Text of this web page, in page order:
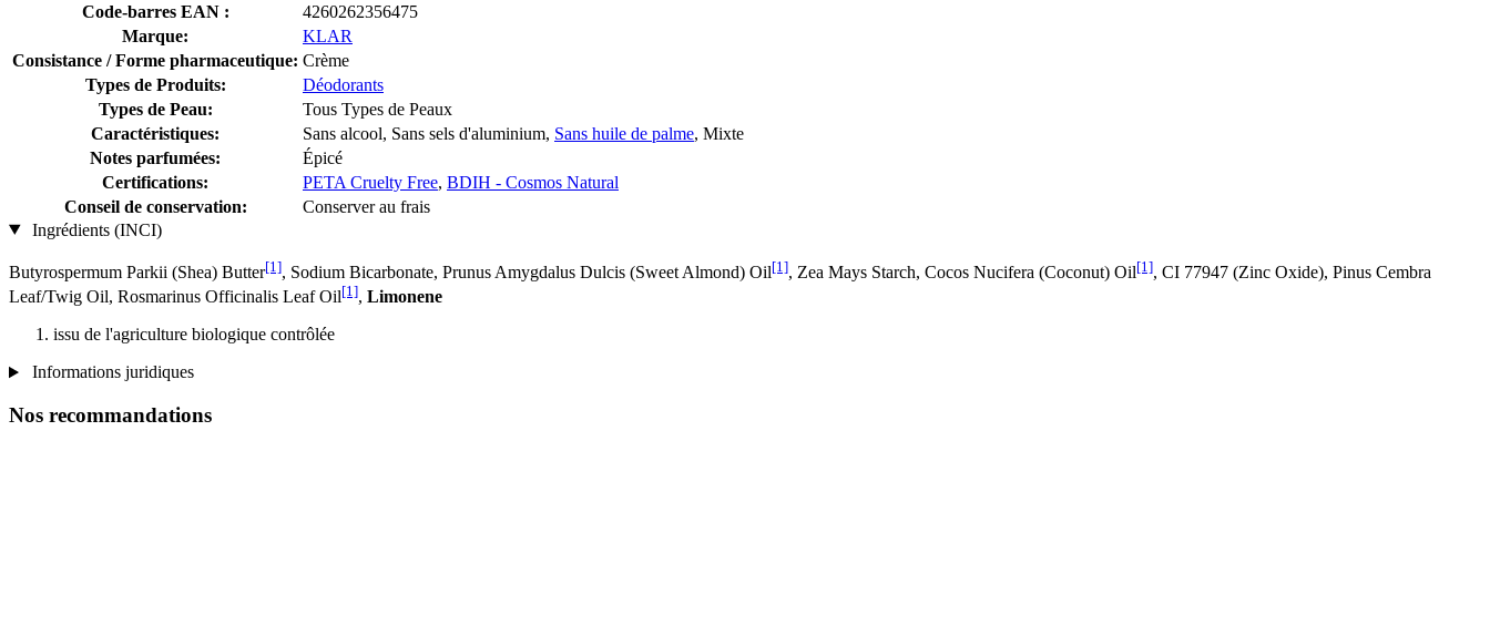
Code-barres EAN :
4260262356475
Marque:
KLAR
Consistance / Forme pharmaceutique: Crème
Types de Produits:
Déodorants
Types de Peau:
Tous Types de Peaux
Caractéristiques:
Sans alcool, Sans sels d'aluminium, Sans huile de palme, Mixte
Notes parfumées:
Épicé
Certifications:
PETA Cruelty Free, BDIH - Cosmos Natural
Conseil de conservation:
Conserver au frais
Ingrédients (INCI)
Butyrospermum Parkii (Shea) Butter[1], Sodium Bicarbonate, Prunus Amygdalus Dulcis (Sweet Almond) Oil[1], Zea Mays Starch, Cocos Nucifera (Coconut) Oil[1], CI 77947 (Zinc Oxide), Pinus Cembra
Leaf/Twig Oil, Rosmarinus Officinalis Leaf Oil[1], Limonene
issu de l'agriculture biologique contrôlée
Informations juridiques
Nos recommandations